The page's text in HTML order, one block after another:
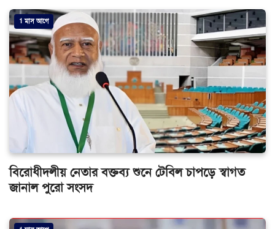
1 মাস আগে
বিরোধীদলীয় নেতার বক্তব্য শুনে টেবিল চাপড়ে স্বাগত
জানাল পুরো সংসদ